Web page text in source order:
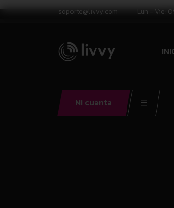
soporte@livvy.com Lun - Vie:
Mi cuenta